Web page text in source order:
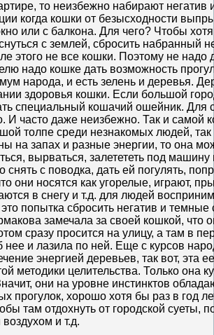
то неизбежно набирают негатив
когда кошки от безысходности
или с балкона. Для чего? Чтобы
с землей, сбросить набранный
этого не все кошки. Поэтому не надо
надо кошке дать возможность
народа, и есть зелень и деревья.
здоровья кошки. Если большой
специальный кошачий ошейник. Для
И часто даже неизбежно. Так и самой
толпе среди незнакомых людей,
на запах и разные энергии, то она
вырваться, залетететь под
с поводка, дать ей погулять,
они носятся как угорелые, играют,
в снегу и т.д. для людей
попытка сбросить негатив и
замечала за своей кошкой, что
сразу просится на улицу, а там в
нее и лазила по ней. Еще с курсов
энергией деревьев, так вот, эта
методики целительства. Только она
они на уровне инстинктов
прогулок, хорошо хотя бы раз в год
там отдохнуть от городской суеты,
и т.д.